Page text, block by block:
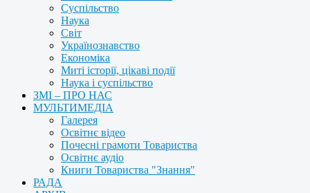
Суспільство
Наука
Світ
Українознавство
Економіка
Миті історії, цікаві події
Наука і суспільство
ЗМІ – ПРО НАС
МУЛЬТИМЕДІА
Галерея
Освітнє відео
Почесні грамоти Товариства
Освітнє аудіо
Книги Товариства "Знання"
РАДА